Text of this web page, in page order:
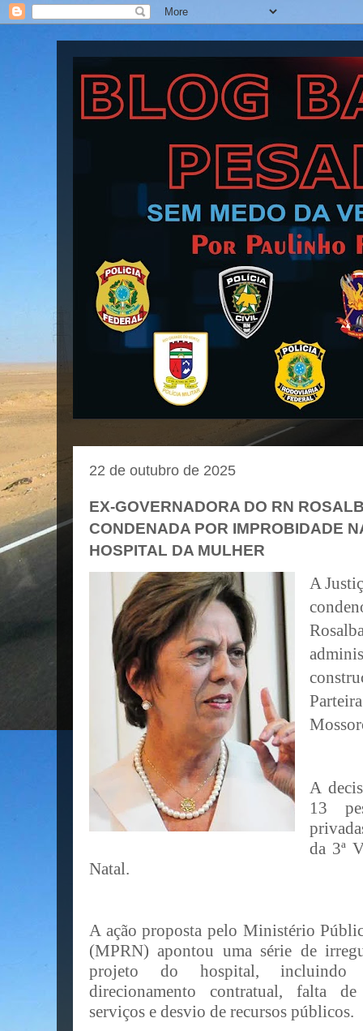
Blog Barra Pesada
22 de outubro de 2025
EX-GOVERNADORA DO RN
CONDENADA POR IMPROBIDADE
HOSPITAL DA MULHER
A
A
13
da 3ª
Natal.
A ação proposta pelo Ministério
(MPRN) apontou uma série de
projeto do hospital, incluindo
direcionamento contratual, falta
serviços e desvio de recursos públicos.